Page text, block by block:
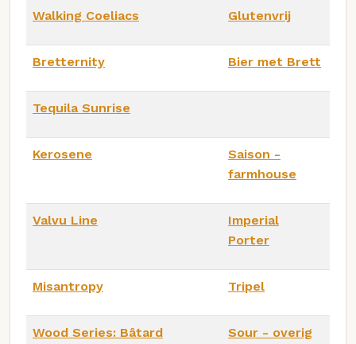
Walking Coeliacs Glutenvrij
Bretternity Bier met Brett
Tequila Sunrise
Kerosene
Saison -
farmhouse
Valvu Line
Imperial
Porter
Misantropy Tripel
Wood Series: Bâtard
Sour - overig